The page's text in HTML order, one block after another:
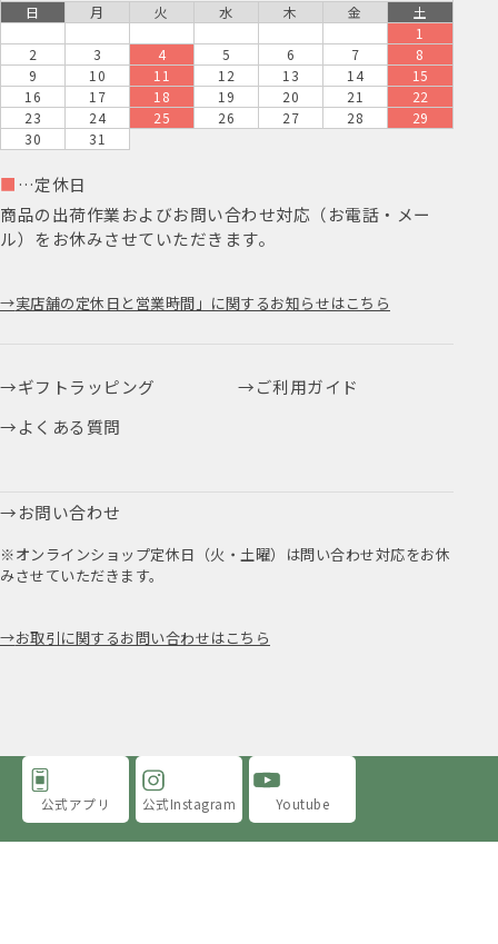
日 月 火 水 木 金
土
1
2
3 4 5 6 7
8
9
10 11 12 13 14
15
16
17 18 19 20 21
22
23
24 25 26 27 28
29
30
31
■ …定休日
商品の出荷作業およびお問い合わせ対応（お電話・メー
ル）をお休みさせていただきます。
実店舗の定休日と営業時間」に関するお知らせはこちら
ギフトラッピング
ご利用ガイド
よくある質問
お問い合わせ
※オンラインショップ定休日（火・土曜）は問い合わせ対応をお休
みさせていただきます。
お取引に関するお問い合わせはこちら
公式アプリ 公式Instagram Youtube